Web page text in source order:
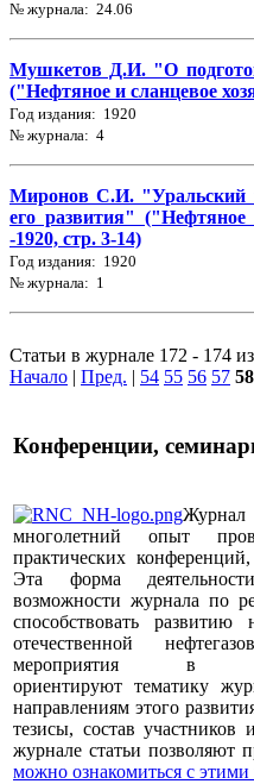
№ журнала: 24.06
Мушкетов Д.И. "О
("Нефтяное и сланцевое
Год издания: 1920
№ журнала: 4
Миронов С.И. "Уральский
его развития"
-1920, стр. 3-14)
Год издания: 1920
№ журнала: 1
Статьи в журнале 172 - 174
Начало | Пред. | 54 55 56 57 58
Конференции,
Журнал
многолетний опыт
практических
Эта форма
возможности журнала по
способствовать развитию
отечественной
мероприятия в
ориентируют тематику
направлениям этого
тезисы, состав
журнале статьи позволяют
можно ознакомиться с этими